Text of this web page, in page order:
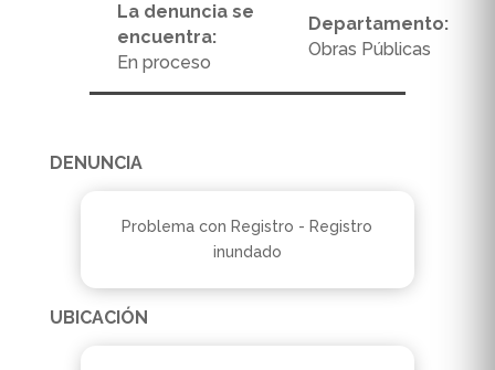
La denuncia se
encuentra:
En proceso
Departamento:
Obras Públicas
DENUNCIA
Problema con Registro - Registro
inundado
UBICACIÓN